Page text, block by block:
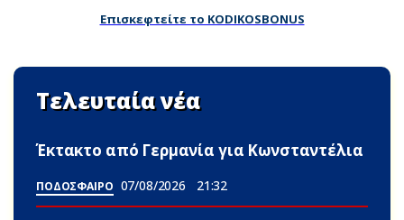
Επισκεφτείτε το KODIKOSBONUS
Τελευταία νέα
Έκτακτο από Γερμανία για Κωνσταντέλια
ΠΟΔΟΣΦΑΙΡΟ 07/08/2026 21:32